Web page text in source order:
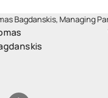
Mikočiūnienė